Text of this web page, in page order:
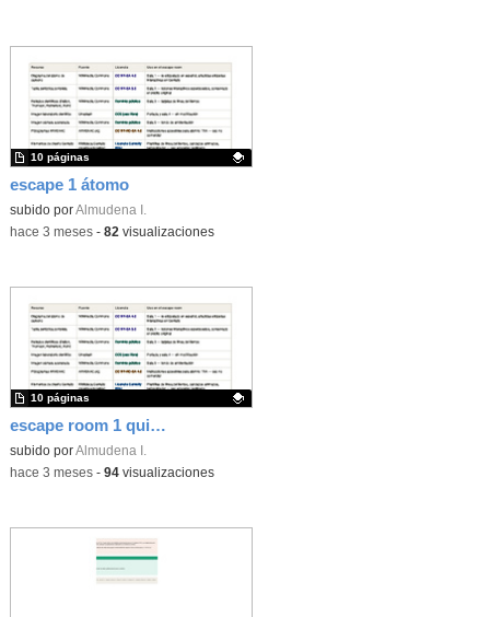
escape 1 átomo
Contenido educativo.
subido porAlmudena I.
10 páginas
-hace 3 meses- 82 visualizaciones
escape room 1 quimica
Contenido educativo.
subido porAlmudena I.
10 páginas
-hace 3 meses- 94visualizaciones